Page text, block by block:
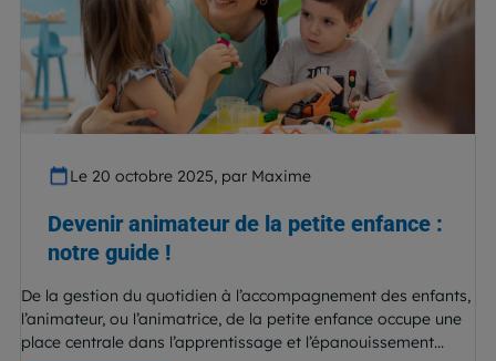
Le 20 octobre 2025, par Maxime
Devenir animateur de la petite enfance :
notre guide !
De la gestion du quotidien à l’accompagnement des enfants,
l’animateur, ou l’animatrice, de la petite enfance occupe une
place centrale dans l’apprentissage et l’épanouissement...